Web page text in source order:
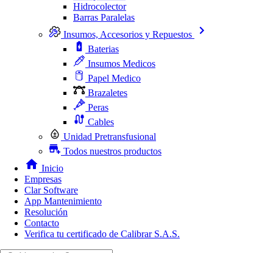
Hidrocolector
Barras Paralelas
Insumos, Accesorios y Repuestos
Baterias
Insumos Medicos
Papel Medico
Brazaletes
Peras
Cables
Unidad Pretransfusional
Todos nuestros productos
Inicio
Empresas
Clar Software
App Mantenimiento
Resolución
Contacto
Verifica tu certificado de Calibrar S.A.S.